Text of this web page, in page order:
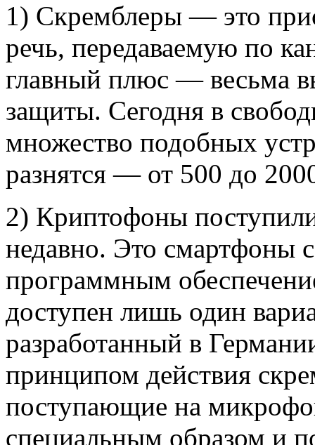
1) Скремблеры — это
речь, передаваемую по
главный плюс — весьма
защиты. Сегодня в
множество подобных
разнятся — от 500 до
2) Криптофоны
недавно. Это смартфоны
программным
доступен лишь один
разработанный в
принципом действия
поступающие на
специальным образом и